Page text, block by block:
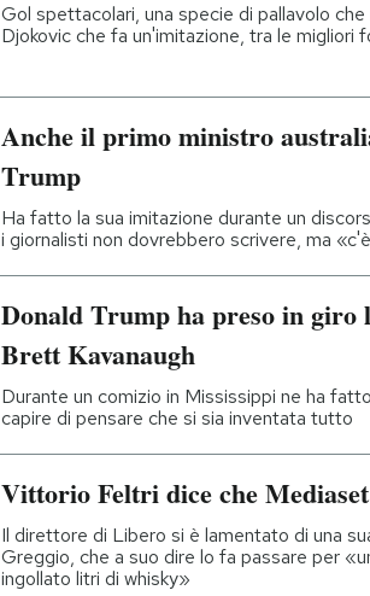
Gol spettacolari, una specie di pallavolo
Djokovic che fa un'imitazione, tra le
Anche il primo ministro
Trump
Ha fatto la sua imitazione durante un
i giornalisti non dovrebbero scrivere, ma
Donald Trump ha preso in giro
Brett Kavanaugh
Durante un comizio in Mississippi ne ha
capire di pensare che si sia inventata tutto
Vittorio Feltri dice che
Il direttore di Libero si è lamentato di una
Greggio, che a suo dire lo fa passare per
ingollato litri di whisky»